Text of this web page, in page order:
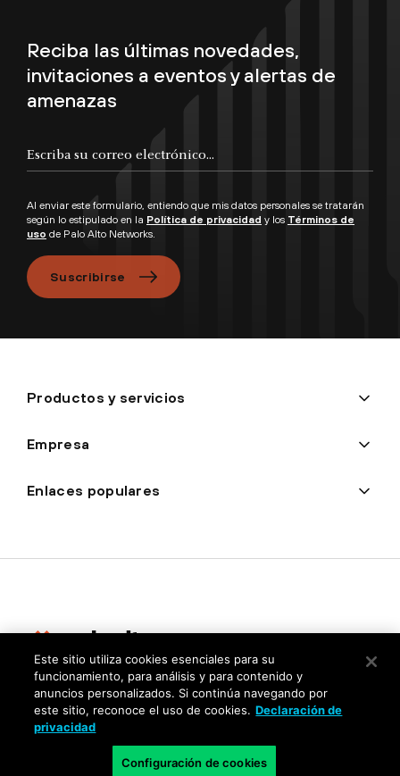
Reciba las últimas novedades,
invitaciones a eventos y alertas de
amenazas
Al enviar este formulario, entiendo que mis datos personales se tratarán
según lo estipulado en la Política de privacidad y los Términos de
uso de Palo Alto Networks.
Suscribirse
Productos y servicios
Empresa
Enlaces populares
Privacidad
Centro de confianza
Términos de uso
Este sitio utiliza cookies esenciales para su
funcionamiento, para análisis y para contenido y
anuncios personalizados. Si continúa navegando por
este sitio, reconoce el uso de cookies. Declaración de
privacidad
Configuración de cookies